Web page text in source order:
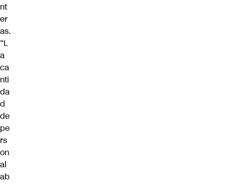
nt
er
as.
“L
a
ca
nti
da
d
de
pe
rs
on
al
ab